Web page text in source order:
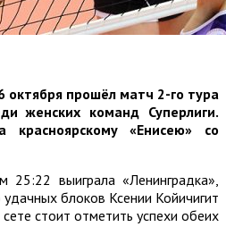
октября прошёл матч 2-го тура
женских команд Суперлиги.
красноярскому «Енисею» со
выиграла «Ленинградка»,
блоков Ксении Койичигит
стоит отметить успехи обеих